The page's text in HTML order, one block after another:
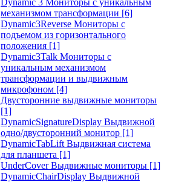
Dynamic 3 Мониторы с уникальным
механизмом трансформации [6]
Dynamic3Reverse Мониторы с
подъемом из горизонтального
положения [1]
Dynamic3Talk Мониторы с
уникальным механизмом
трансформации и выдвижным
микрофоном [4]
Двусторонние выдвижные мониторы
[1]
DynamicSignatureDisplay Выдвижной
одно/двусторонний монитор [1]
DynamicTabLift Выдвижная система
для планшета [1]
UnderCover Выдвижные мониторы [1]
DynamicChairDisplay Выдвижной